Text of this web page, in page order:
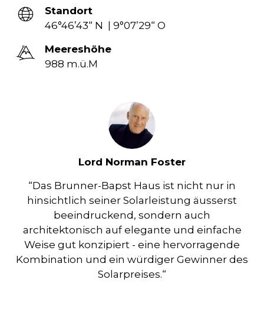
Standort
46°46’43“ N | 9°07’29“ O
Meereshöhe
988 m.ü.M
Lord Norman Foster
“Das Brunner-Bapst Haus ist nicht nur in
hinsichtlich seiner Solarleistung äusserst
beeindruckend, sondern auch
architektonisch auf elegante und einfache
Weise gut konzipiert - eine hervorragende
Kombination und ein würdiger Gewinner des
Solarpreises.“